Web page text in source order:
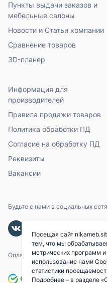
Пункты выдачи заказов и
мебельные салоны
Новости и Статьи компании
Сравнение товаров
3D-планер
Информация для
производителей
Правила продажи товаров
Политика обработки ПД
Согласие на обработку ПД
Реквизиты
Вакансии
Будьте с нами в социальных
Оплачивайте с помощью
Посещая сайт
тем, что мы
метрических программ
использование нами
статистики
Подробнее – в разделе